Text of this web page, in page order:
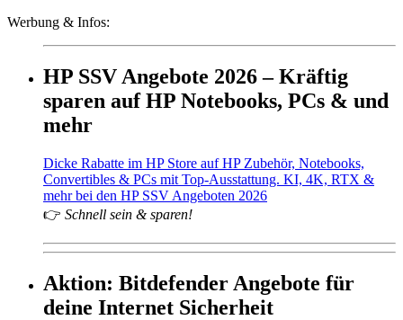
Werbung & Infos:
HP SSV Angebote 2026 – Kräftig
sparen auf HP Notebooks, PCs & und
mehr
Dicke Rabatte im HP Store auf HP Zubehör, Notebooks,
Convertibles & PCs mit Top-Ausstattung. KI, 4K, RTX &
mehr bei den HP SSV Angeboten 2026
👉 Schnell sein & sparen!
Aktion: Bitdefender Angebote für
deine Internet Sicherheit